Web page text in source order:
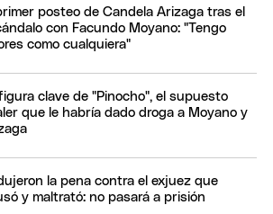
posteo de Candela Arizaga tras el
con Facundo Moyano: "Tengo
como cualquiera"
clave de "Pinocho", el supuesto
que le habría dado droga a Moyano y
la pena contra el exjuez que
y maltrató: no pasará a prisión